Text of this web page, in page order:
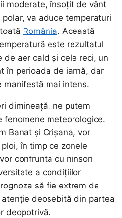
moderate, însoțit de vânt
va aduce temperaturi
România. Această
este rezultatul
de aer cald și cele reci, un
în perioada de iarnă, dar
manifestă mai intens.
dimineață, ne putem
fenomene meteorologice.
Banat și Crișana, vor
în timp ce zonele
confrunta cu ninsori
a condițiilor
să fie extrem de
deosebită din partea
deopotrivă.